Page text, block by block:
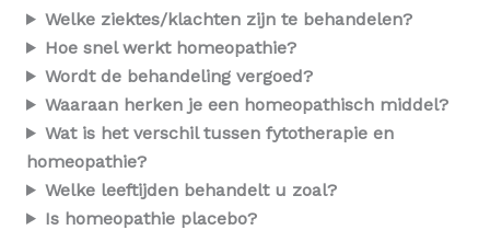
Welke ziektes/klachten zijn te behandelen?
Hoe snel werkt homeopathie?
Wordt de behandeling vergoed?
Waaraan herken je een homeopathisch middel?
Wat is het verschil tussen fytotherapie en
homeopathie?
Welke leeftijden behandelt u zoal?
Is homeopathie placebo?